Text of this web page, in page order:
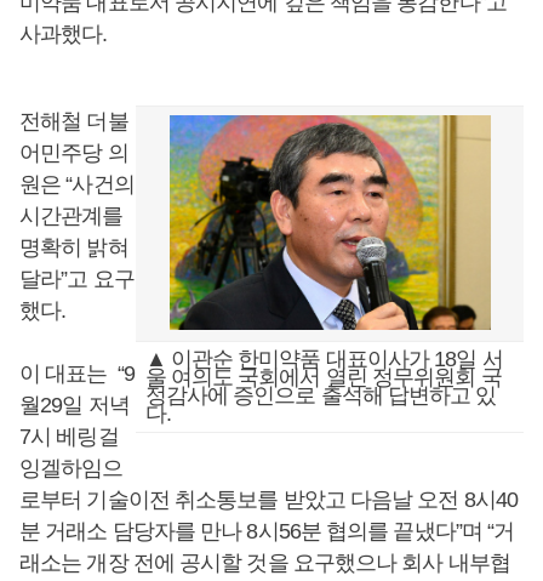
사과했다.
▲ 이관순 한미약품 대표이사가 18일 서
울 여의도 국회에서 열린 정무위원회 국
정감사에 증인으로 출석해 답변하고 있
다.
전해철 더불
어민주당 의
원은 “사건의
시간관계를
명확히 밝혀
달라”고 요구
했다.
이 대표는 “9
월29일 저녁
7시 베링걸
잉겔하임으
로부터 기술이전 취소통보를 받았고 다음날 오전 8시40
분 거래소 담당자를 만나 8시56분 협의를 끝냈다”며 “거
래소는 개장 전에 공시할 것을 요구했으나 회사 내부협